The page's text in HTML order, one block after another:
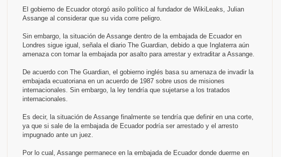
El gobierno de Ecuador otorgó asilo político al fundador de WikiLeaks, Julian
Assange al considerar que su vida corre peligro.
Sin embargo, la situación de Assange dentro de la embajada de Ecuador en
Londres sigue igual, señala el diario The Guardian, debido a que Inglaterra aún
amenaza con tomar la embajada por asalto para arrestar y extraditar a Assange.
De acuerdo con The Guardian, el gobierno inglés basa su amenaza de invadir la
embajada ecuatoriana en un acuerdo de 1987 sobre usos de misiones
internacionales. Sin embargo, la ley tendría que sujetarse a los tratados
internacionales.
Es decir, la situación de Assange finalmente se tendría que definir en una corte,
ya que si sale de la embajada de Ecuador podría ser arrestado y el arresto
impugnado ante un juez.
Por lo cual, Assange permanece en la embajada de Ecuador donde duerme en